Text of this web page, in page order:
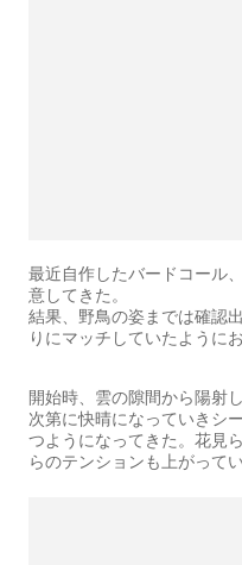
最近自作したバードコール
意してきた。
結果、野鳥の姿までは確認
りにマッチしていたように
開始時、雲の隙間から陽射
次第に快晴になっていきシ
つようになってきた。花見
らのテンションも上がってい